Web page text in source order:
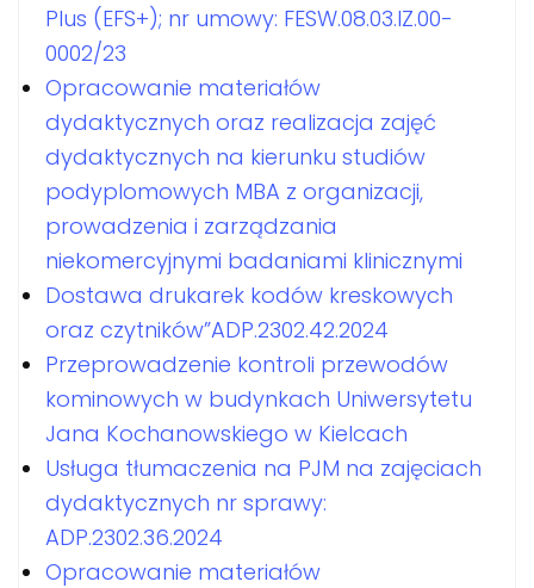
Plus (EFS+); nr umowy: FESW.08.03.IZ.00-
0002/23
Opracowanie materiałów
dydaktycznych oraz realizacja zajęć
dydaktycznych na kierunku studiów
podyplomowych MBA z organizacji,
prowadzenia i zarządzania
niekomercyjnymi badaniami klinicznymi
Dostawa drukarek kodów kreskowych
oraz czytników”ADP.2302.42.2024
Przeprowadzenie kontroli przewodów
kominowych w budynkach Uniwersytetu
Jana Kochanowskiego w Kielcach
Usługa tłumaczenia na PJM na zajęciach
dydaktycznych nr sprawy:
ADP.2302.36.2024
Opracowanie materiałów